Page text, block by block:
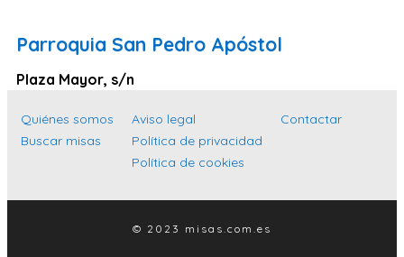
Santa Cruz de Tenerife
Cantabria
Islas Baleares
Las Palmas
Alicante
Parroquia San Pedro Apóstol
Plaza Mayor, s/n
Quiénes somos
Buscar misas
Aviso legal
Política de privacidad
Política de cookies
Contactar
© 2023 misas.com.es